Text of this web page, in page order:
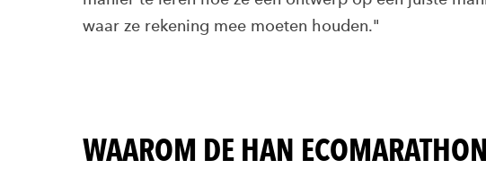
waar ze rekening mee moeten houden."
WAAROM DE HAN